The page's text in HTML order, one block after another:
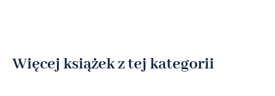
Więcej książek z tej kategorii